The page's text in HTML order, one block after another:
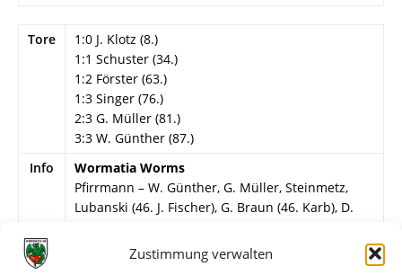
Zustimmung verwalten
Tore
1:0 J. Klotz (8.)
1:1 Schuster (34.)
1:2 Förster (63.)
1:3 Singer (76.)
2:3 G. Müller (81.)
3:3 W. Günther (87.)
Info
Wormatia Worms
Pfirrmann – W. Günther, G. Müller, Steinmetz,
Lubanski (46. J. Fischer), G. Braun (46. Karb), D.
Simonis), H.-J. Schlösser.